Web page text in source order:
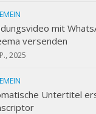
mit
versenden
2025
Untertitel